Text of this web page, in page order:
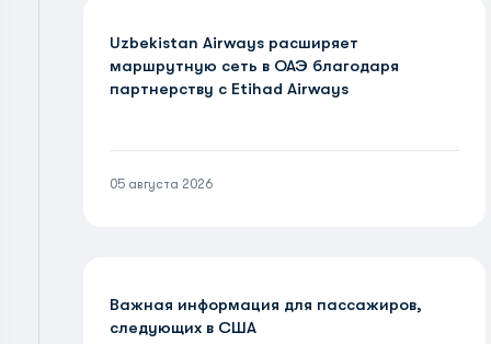
Uzbekistan Airways расширяет
маршрутную сеть в ОАЭ благодаря
партнерству с Etihad Airways
05 августа 2026
Важная информация для пассажиров,
следующих в США